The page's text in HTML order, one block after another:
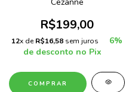
R$199,00
12x deR$16,58 sem juros
6%
de desconto no Pix
COMPRAR